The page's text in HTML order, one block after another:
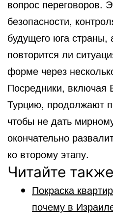
вопрос переговоров.
безопасности,
будущего юга страны,
повторится ли
форме через
Посредники, включая
Турцию, продолжают
чтобы не дать
окончательно
ко второму этапу.
Читайте также
Покраска
почему в